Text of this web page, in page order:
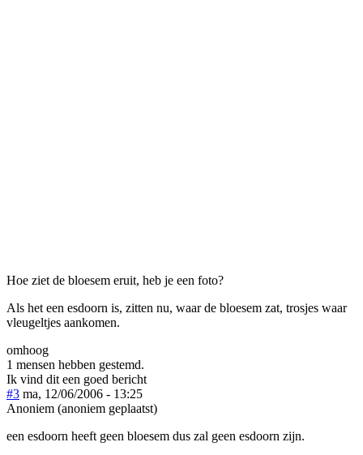
Hoe ziet de bloesem eruit, heb je een foto?
Als het een esdoorn is, zitten nu, waar de bloesem zat, trosjes waar
vleugeltjes aankomen.
omhoog
1 mensen hebben gestemd.
Ik vind dit een goed bericht
#3 ma, 12/06/2006 - 13:25
Anoniem (anoniem geplaatst)
een esdoorn heeft geen bloesem dus zal geen esdoorn zijn.